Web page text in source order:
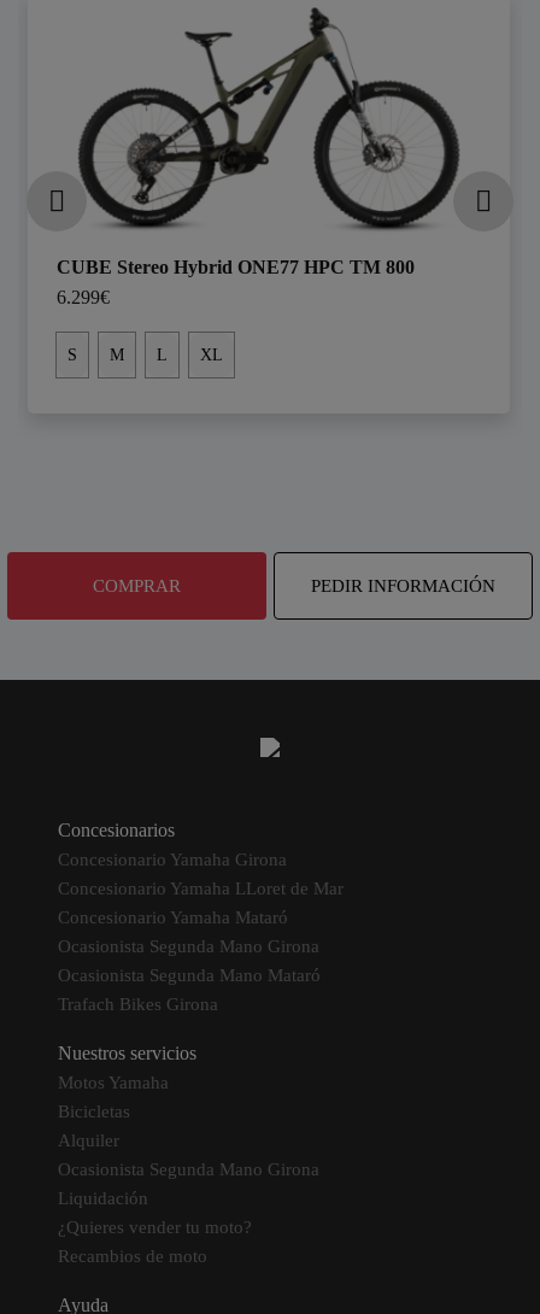
CUBE Stereo Hybrid ONE77 HPC TM 800
6.299€
S M L XL
COMPRAR PEDIR INFORMACIÓN
Concesionarios
Concesionario Yamaha Girona
Concesionario Yamaha LLoret de Mar
Concesionario Yamaha Mataró
Ocasionista Segunda Mano Girona
Ocasionista Segunda Mano Mataró
Trafach Bikes Girona
Nuestros servicios
Motos Yamaha
Bicicletas
Alquiler
Ocasionista Segunda Mano Girona
Liquidación
¿Quieres vender tu moto?
Recambios de moto
Ayuda